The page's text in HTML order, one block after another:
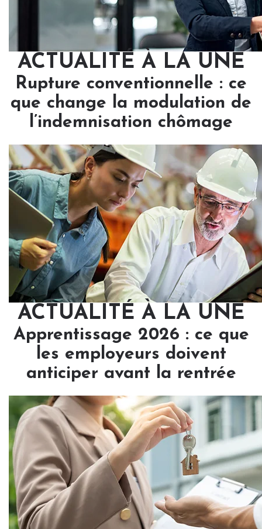
ACTUALITÉ À LA UNE
Rupture conventionnelle : ce
que change la modulation de
l’indemnisation chômage
ACTUALITÉ À LA UNE
Apprentissage 2026 : ce que
les employeurs doivent
anticiper avant la rentrée